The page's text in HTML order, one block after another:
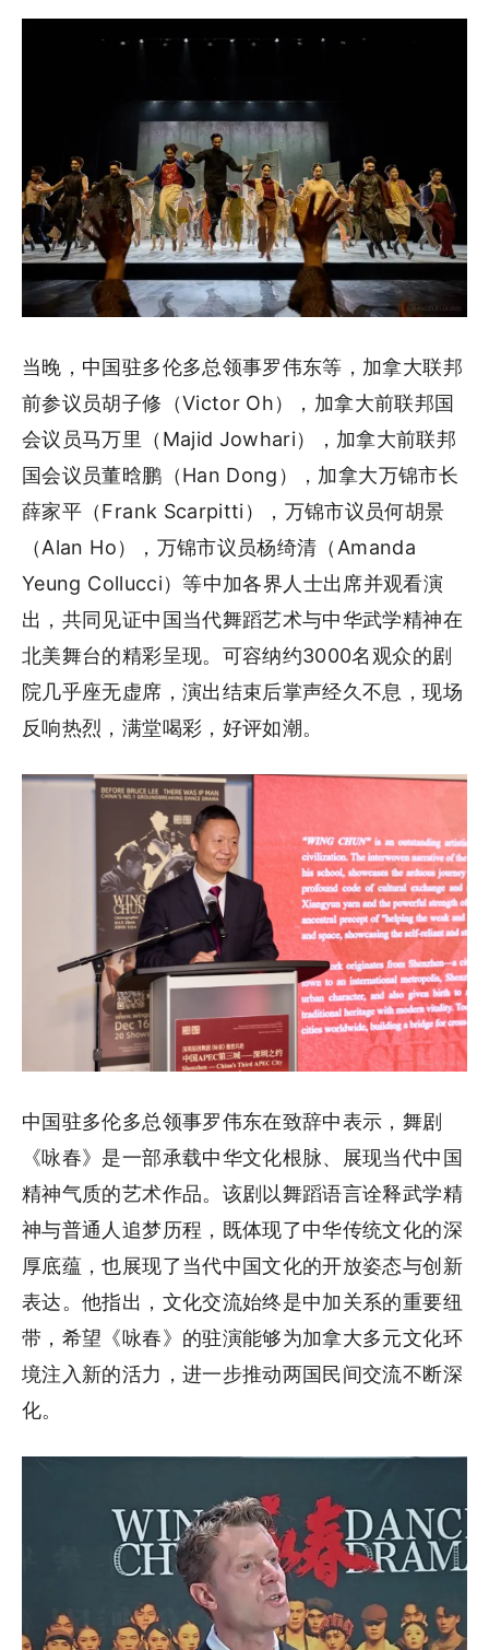
当晚，中国驻多伦多总领事罗伟东等，加拿大联邦
前参议员胡子修（Victor Oh），加拿大前联邦国
会议员马万里（Majid Jowhari），加拿大前联邦
国会议员董晗鹏（Han Dong），加拿大万锦市长
薛家平（Frank Scarpitti），万锦市议员何胡景
（Alan Ho），万锦市议员杨绮清（Amanda
Yeung Collucci）等中加各界人士出席并观看演
出，共同见证中国当代舞蹈艺术与中华武学精神在
北美舞台的精彩呈现。可容纳约3000名观众的剧
院几乎座无虚席，演出结束后掌声经久不息，现场
反响热烈，满堂喝彩，好评如潮。
中国驻多伦多总领事罗伟东在致辞中表示，舞剧
《咏春》是一部承载中华文化根脉、展现当代中国
精神气质的艺术作品。该剧以舞蹈语言诠释武学精
神与普通人追梦历程，既体现了中华传统文化的深
厚底蕴，也展现了当代中国文化的开放姿态与创新
表达。他指出，文化交流始终是中加关系的重要纽
带，希望《咏春》的驻演能够为加拿大多元文化环
境注入新的活力，进一步推动两国民间交流不断深
化。